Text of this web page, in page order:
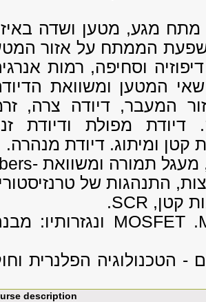
מגע, מטען ושדה
הממתח על אזור
וסחיפה, רמות
המטען ומשוואת
המעבר, דיודה צרה,
דיודת מפולת ודיודת
קטן ומיתוג. דיודת מנהרה.
התנהגות של
קטן, SCR
.
.
MOSFET ונגזרותיו:
הטכנולוגיה הפלנרית
description